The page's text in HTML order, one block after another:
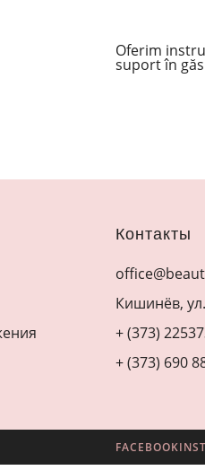
Oferim
suport în
Контакты
Кишинёв,
+ (373)
+ (373) 690
FACEBOOK